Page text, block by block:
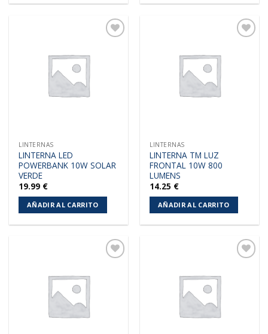
LINTERNAS
LINTERNA LED
POWERBANK 10W SOLAR
VERDE
19.99 €
AÑADIR AL CARRITO
LINTERNAS
LINTERNA TM LUZ
FRONTAL 10W 800
LUMENS
14.25 €
AÑADIR AL CARRITO